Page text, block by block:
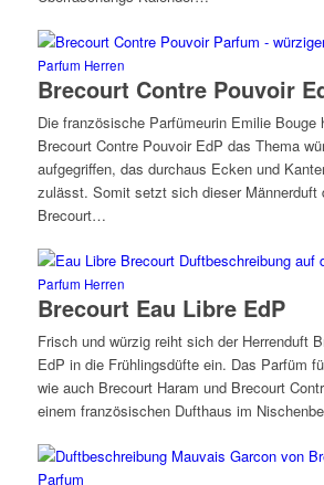
Parfum Herren
Brecourt Contre Pouvoir
Die französische Parfümeurin Emilie Bouge
Brecourt Contre Pouvoir EdP das Thema
aufgegriffen, das durchaus Ecken und
zulässt. Somit setzt sich dieser Männerduft
Brecourt…
Parfum Herren
Brecourt Eau Libre EdP
Frisch und würzig reiht sich der Herrenduft
EdP in die Frühlingsdüfte ein. Das Parfüm
wie auch Brecourt Haram und Brecourt
einem französischen Dufthaus im